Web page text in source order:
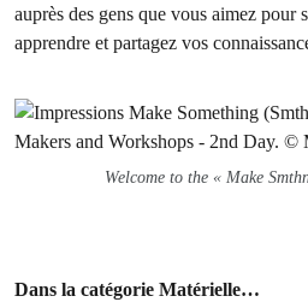
auprès des gens que vous aimez pour
apprendre et partagez vos
Welcome to the « Make
Dans la catégorie Matérielle…